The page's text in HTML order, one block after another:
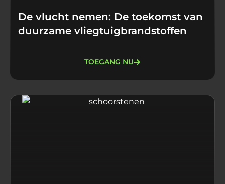
De vlucht nemen: De toekomst van
duurzame vliegtuigbrandstoffen
TOEGANG NU